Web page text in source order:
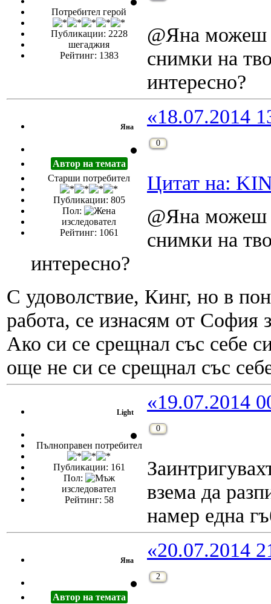
Потребител герой
Публикации: 2228
шегаджия
Рейтинг: 1383
@Яна можеш
снимки на
интересно?
Яна
Автор на темата
Старши потребител
Публикации: 805
Пол:
изследовател
Рейтинг: 1061
«18.07.2014
0
Цитат на:
@Яна можеш
снимки на
интересно?
С удоволствие, Кинг, но в
работа, се изнасям от София
Ако си се срещнал със себе
още не си се срещнал със
Light
Пълноправен потребител
Публикации: 161
Пол:
изследовател
Рейтинг: 58
«19.07.2014
0
взема да
намер една
Яна
Автор на темата
«20.07.2014
2